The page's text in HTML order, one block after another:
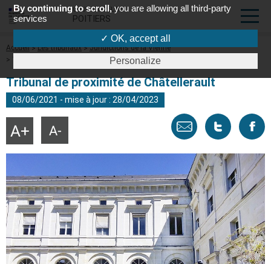
COUR D'APPEL DE
POITIERS
Fil
d'Ariane
Accueil Les tribunaux
Juridictions de la Vienne
Tribunal de proximité de Châtellerault
Tribunal de proximité de Châtellerault
08/06/2021 - mise à jour : 28/04/2023
Envoyer
email
Tweeter
page
Agrandir
taille
du
Réduire
By continuing to scroll, you are allowing all third-party
services
✓ OK, accept all
Personalize